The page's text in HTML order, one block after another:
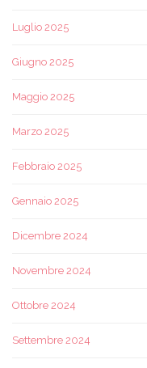
Luglio 2025
Giugno 2025
Maggio 2025
Marzo 2025
Febbraio 2025
Gennaio 2025
Dicembre 2024
Novembre 2024
Ottobre 2024
Settembre 2024